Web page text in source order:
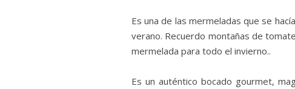
Es una de las mermeladas que se
verano. Recuerdo montañas de
mermelada para todo el invierno..
Es un auténtico bocado gourmet,